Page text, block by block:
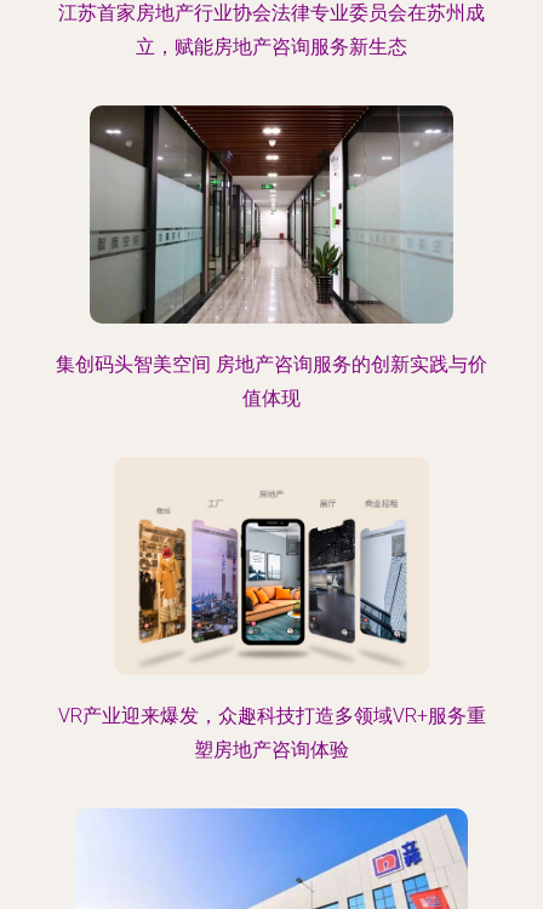
江苏首家房地产行业协会法律专业委员会在苏州成
立，赋能房地产咨询服务新生态
集创码头智美空间 房地产咨询服务的创新实践与价
值体现
VR产业迎来爆发，众趣科技打造多领域VR+服务重
塑房地产咨询体验